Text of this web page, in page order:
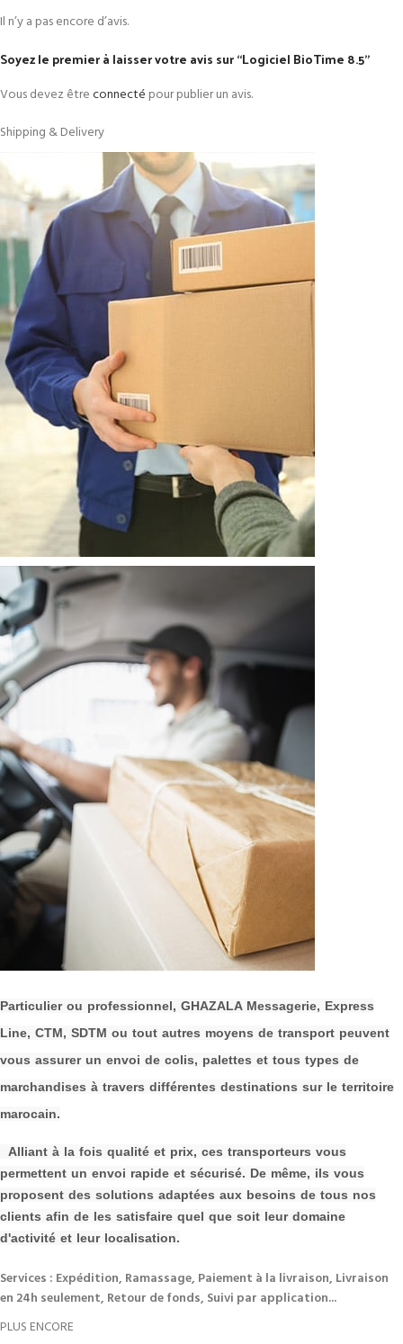
Il n’y a pas encore d’avis.
Soyez le premier à laisser votre avis sur “Logiciel BioTime 8.5”
Vous devez êtreconnecté pour publier un avis.
Shipping & Delivery
Particulier ou professionnel, GHAZALA Messagerie, Express
Line, CTM, SDTM ou tout autres moyens de transport peuvent
vous assurer un envoi de colis, palettes et tous types de
marchandises à travers différentes destinations sur le territoire
marocain.
Alliant à la fois qualité et prix, ces transporteurs vous
permettent un envoi rapide et sécurisé. De même, ils vous
proposent des solutions adaptées aux besoins de tous nos
clients afin de les satisfaire quel que soit leur domaine
d'activité et leur localisation.
Services : Expédition, Ramassage, Paiement à la livraison, Livraison
en 24h seulement, Retour de fonds, Suivi par application...
PLUS ENCORE